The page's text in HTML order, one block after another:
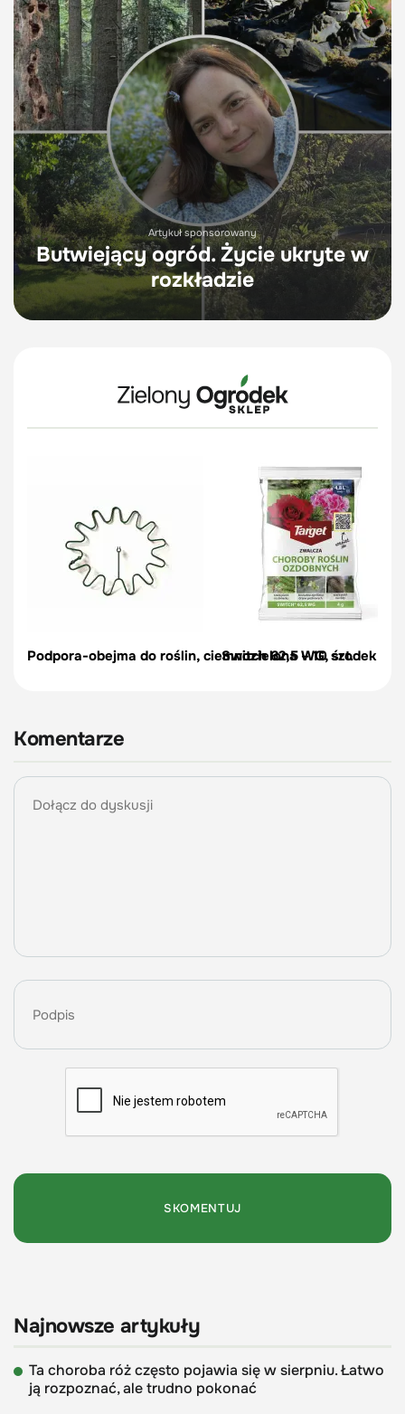
Artykuł sponsorowany
Butwiejący ogród. Życie ukryte w
rozkładzie
Podpora-obejma do roślin, ciemnozielona – 10 szt.
Switch 62,5 WG, środek
Komentarze
Najnowsze artykuły
Ta choroba róż często pojawia się w sierpniu. Łatwo
ją rozpoznać, ale trudno pokonać